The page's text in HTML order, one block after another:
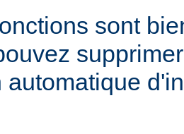
sont
automatique